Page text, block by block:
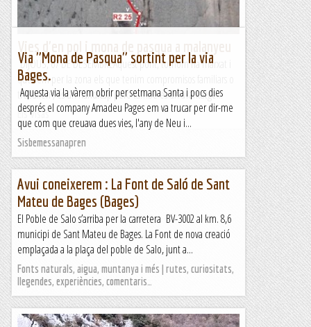
DIJOUS, 07 DE DESEMBREAquest pont, tothom ha marxat i
quedem per la zona els que tenim compromisos familiars o
treballen , és un handicap però també és un avantatge...
Els Visas
Via "Mona de Pasqua" sortint per la via
Bages.
Aquesta via la vàrem obrir per setmana Santa i pocs dies
després el company Amadeu Pages em va trucar per dir-me
que com que creuava dues vies, l'any de Neu i...
Sisbemessanapren
Avui coneixerem : La Font de Saló de Sant
Mateu de Bages (Bages)
El Poble de Salo s’arriba per la carretera BV-3002 al km. 8,6
municipi de Sant Mateu de Bages. La Font de nova creació
emplaçada a la plaça del poble de Salo, junt a...
Fonts naturals, aigua, muntanya i més | rutes, curiositats,
llegendes, experiències, comentaris…